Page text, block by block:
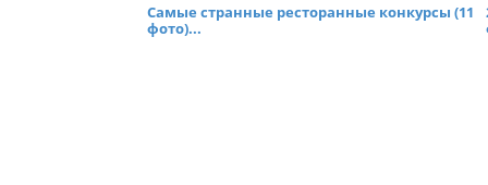
Самые странные ресторанные конкурсы (11
фото)...